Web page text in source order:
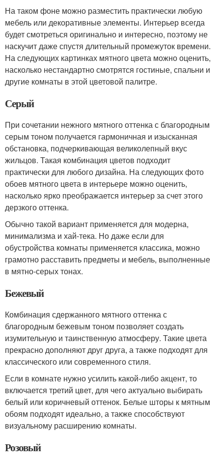
На таком фоне можно разместить практически любую
мебель или декоративные элементы. Интерьер всегда
будет смотреться оригинально и интересно, поэтому не
наскучит даже спустя длительный промежуток времени.
На следующих картинках мятного цвета можно оценить,
насколько нестандартно смотрятся гостиные, спальни и
другие комнаты в этой цветовой палитре.
Серый
При сочетании нежного мятного оттенка с благородным
серым тоном получается гармоничная и изысканная
обстановка, подчеркивающая великолепный вкус
жильцов. Такая комбинация цветов подходит
практически для любого дизайна. На следующих фото
обоев мятного цвета в интерьере можно оценить,
насколько ярко преображается интерьер за счет этого
дерзкого оттенка.
Обычно такой вариант применяется для модерна,
минимализма и хай-тека. Но даже если для
обустройства комнаты применяется классика, можно
грамотно расставить предметы и мебель, выполненные
в мятно-серых тонах.
Бежевый
Комбинация сдержанного мятного оттенка с
благородным бежевым тоном позволяет создать
изумительную и таинственную атмосферу. Такие цвета
прекрасно дополняют друг друга, а также подходят для
классического или современного стиля.
Если в комнате нужно усилить какой-либо акцент, то
включается третий цвет, для чего актуально выбирать
белый или коричневый оттенок. Белые шторы к мятным
обоям подходят идеально, а также способствуют
визуальному расширению комнаты.
Розовый